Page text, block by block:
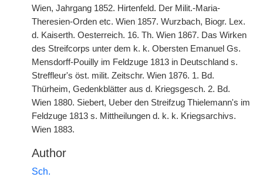
Wien, Jahrgang 1852. Hirtenfeld. Der Milit.-Maria-
Theresien-Orden etc. Wien 1857. Wurzbach, Biogr. Lex.
d. Kaiserth. Oesterreich. 16. Th. Wien 1867. Das Wirken
des Streifcorps unter dem k. k. Obersten Emanuel Gs.
Mensdorff-Pouilly im Feldzuge 1813 in Deutschland s.
Streffleur's öst. milit. Zeitschr. Wien 1876. 1. Bd.
Thürheim, Gedenkblätter aus d. Kriegsgesch. 2. Bd.
Wien 1880. Siebert, Ueber den Streifzug Thielemann's im
Feldzuge 1813 s. Mittheilungen d. k. k. Kriegsarchivs.
Wien 1883.
Author
Sch.